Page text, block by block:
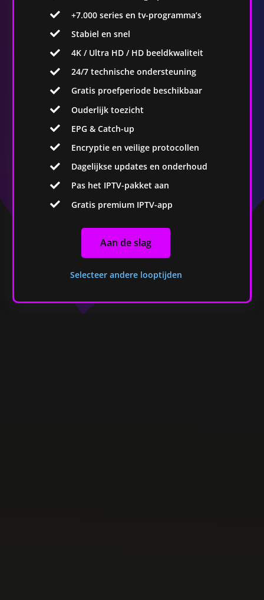
+7.000 series en tv-programma’s
Stabiel en snel
4K / Ultra HD / HD beeldkwaliteit
24/7 technische ondersteuning
Gratis proefperiode beschikbaar
Ouderlijk toezicht
EPG & Catch-up
Encryptie en veilige protocollen
Dagelijkse updates en onderhoud
Pas het IPTV-pakket aan
Gratis premium IPTV-app
Aan de slag
Selecteer andere looptijden